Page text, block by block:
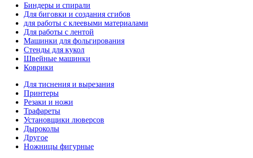
Биндеры и спирали
Для биговки и создания сгибов
для работы с клеевыми материалами
Для работы с лентой
Машинки для фольгирования
Стенды для кукол
Швейные машинки
Коврики
Для тиснения и вырезания
Принтеры
Резаки и ножи
Трафареты
Установщики люверсов
Дыроколы
Другое
Ножницы фигурные